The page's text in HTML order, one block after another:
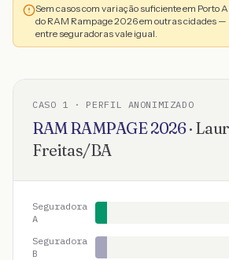
Sem casos com variação suficiente em Porto
do RAM Rampage 2026 em outras cidades —
entre seguradoras vale igual.
CASO 1 · PERFIL ANONIMIZADO
RAMRAMPAGE2026·
Freitas/BA
Seguradora
A
Seguradora
B